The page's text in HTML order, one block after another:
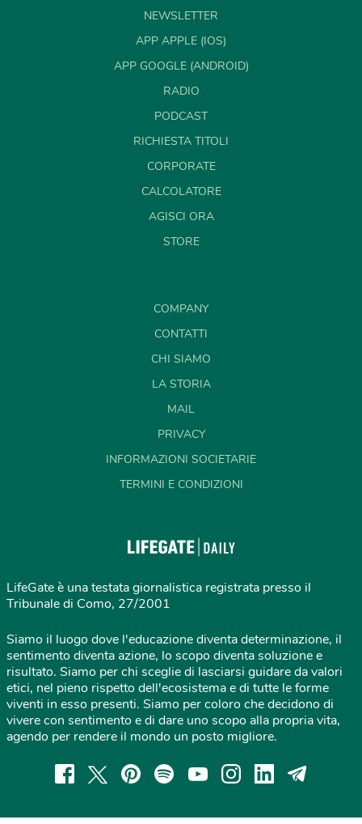
NEWSLETTER
APP APPLE (IOS)
APP GOOGLE (ANDROID)
RADIO
PODCAST
RICHIESTA TITOLI
CORPORATE
CALCOLATORE
AGISCI ORA
STORE
COMPANY
CONTATTI
CHI SIAMO
LA STORIA
MAIL
PRIVACY
INFORMAZIONI SOCIETARIE
TERMINI E CONDIZIONI
LifeGate è una testata giornalistica registrata presso il
Tribunale di Como, 27/2001
Siamo il luogo dove l'educazione diventa determinazione, il
sentimento diventa azione, lo scopo diventa soluzione e
risultato. Siamo per chi sceglie di lasciarsi guidare da valori
etici, nel pieno rispetto dell'ecosistema e di tutte le forme
viventi in esso presenti. Siamo per coloro che decidono di
vivere con sentimento e di dare uno scopo alla propria vita,
agendo per rendere il mondo un posto migliore.